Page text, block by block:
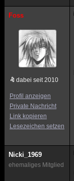
Foss
dabei seit 2010
Profil anzeigen
Private Nachricht
Link kopieren
Lesezeichen setzen
Nicki_1969
ehemaliges Mitglied